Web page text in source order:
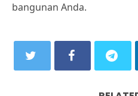
bangunan Anda.